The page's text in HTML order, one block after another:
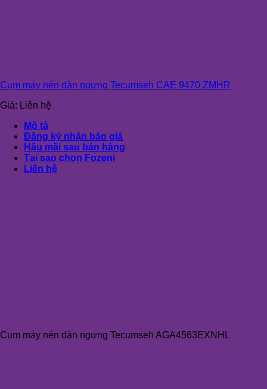
Cụm máy nén dàn ngưng Tecumseh CAE 9470 ZMHR
Giá: Liên hệ
Mô tả
Đăng ký nhận báo giá
Hậu mãi sau bán hàng
Tại sao chọn Fozeni
Liên hệ
Cụm máy nén dàn ngưng Tecumseh AGA4563EXNHL